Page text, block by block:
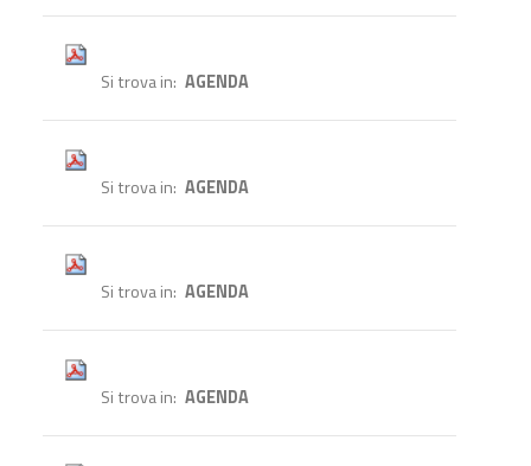
Si trova in AGENDA
Si trova in AGENDA
Si trova in AGENDA
Si trova in AGENDA